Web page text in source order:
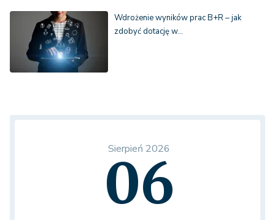
Wdrożenie wyników prac B+R – jak
zdobyć dotację w…
Sierpień 2026
06